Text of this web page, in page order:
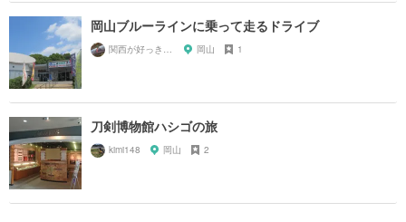
岡山ブルーラインに乗って走るドライブ
岡山 1
刀剣博物館ハシゴの旅
kimi148 岡山 2